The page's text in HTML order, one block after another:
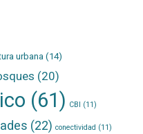
urbana(14)
(20)
(61) CBI (11)
(22) conectividad (11)